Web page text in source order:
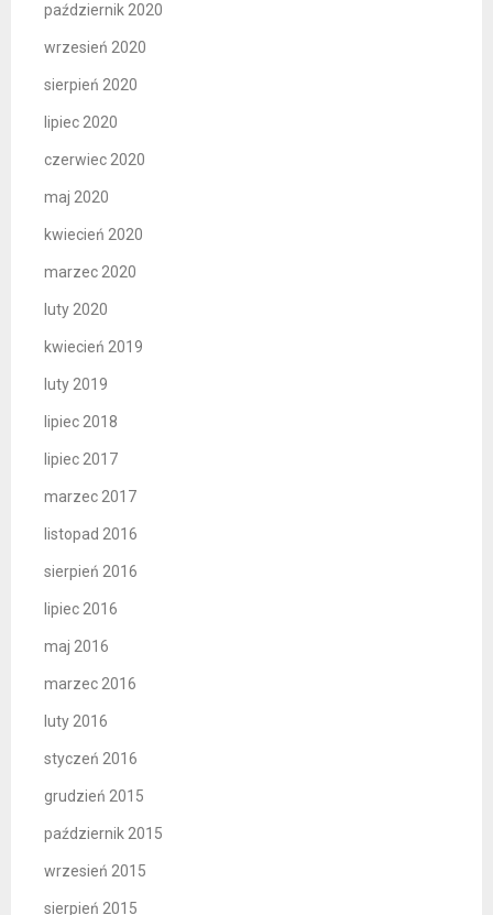
październik 2020
wrzesień 2020
sierpień 2020
lipiec 2020
czerwiec 2020
maj 2020
kwiecień 2020
marzec 2020
luty 2020
kwiecień 2019
luty 2019
lipiec 2018
lipiec 2017
marzec 2017
listopad 2016
sierpień 2016
lipiec 2016
maj 2016
marzec 2016
luty 2016
styczeń 2016
grudzień 2015
październik 2015
wrzesień 2015
sierpień 2015